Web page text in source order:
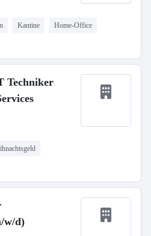
Kantine Home-Office
Techniker
w/d)